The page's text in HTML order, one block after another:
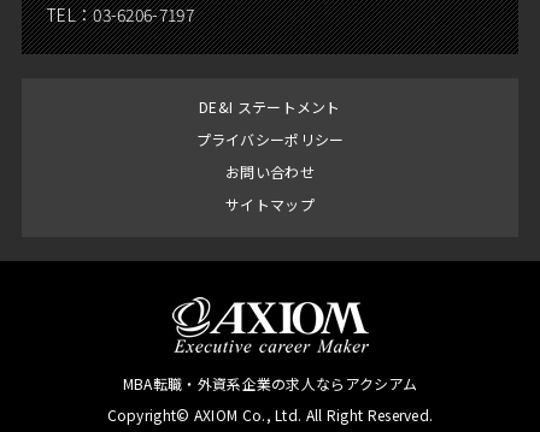
TEL：03-6206-7197
DE&I ステートメント
プライバシーポリシー
お問い合わせ
サイトマップ
MBA転職・外資系企業の求人ならアクシアム
Copyright© AXIOM Co., Ltd. All Right Reserved.